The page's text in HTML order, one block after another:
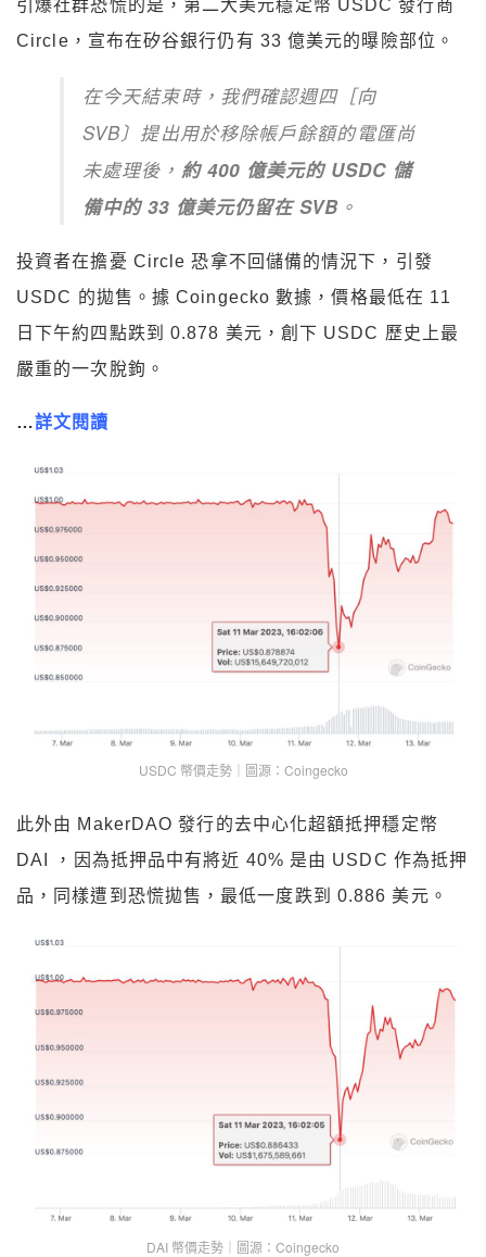
引爆社群恐慌的是，第二大美元穩定幣 USDC 發行商
Circle，宣布在矽谷銀行仍有 33 億美元的曝險部位。
在今天結束時，我們確認週四［向
SVB〕提出用於移除帳戶餘額的電匯尚
未處理後， 約 400 億美元的 USDC 儲
備中的 33 億美元仍留在 SVB 。
投資者在擔憂 Circle 恐拿不回儲備的情況下，引發
USDC 的拋售。據 Coingecko 數據，價格最低在 11
日下午約四點跌到 0.878 美元，創下 USDC 歷史上最
嚴重的一次脫鉤。
…詳文閱讀
USDC 幣價走勢｜圖源：Coingecko
此外由 MakerDAO 發行的去中心化超額抵押穩定幣
DAI ，因為抵押品中有將近 40% 是由 USDC 作為抵押
品，同樣遭到恐慌拋售，最低一度跌到 0.886 美元。
DAI 幣價走勢｜圖源：Coingecko